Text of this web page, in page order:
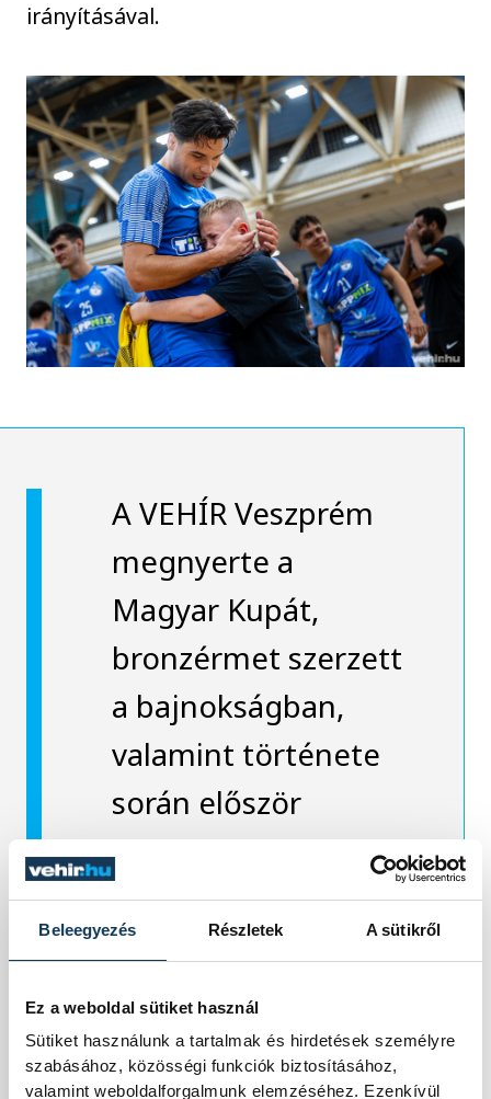
Beleegyezés Részletek A sütikről
Ez a weboldal sütiket használ
Sütiket használunk a tartalmak és hirdetések személyre
szabásához, közösségi funkciók biztosításához,
valamint weboldalforgalmunk elemzéséhez. Ezenkívül
irányításával.
A VEHÍR Veszprém
megnyerte a
Magyar Kupát,
bronzérmet szerzett
a bajnokságban,
valamint története
során először
szerepelt a
Bajnokok Ligájában,
ahol az angol és a
norvég bajnokot is
legyőzte.